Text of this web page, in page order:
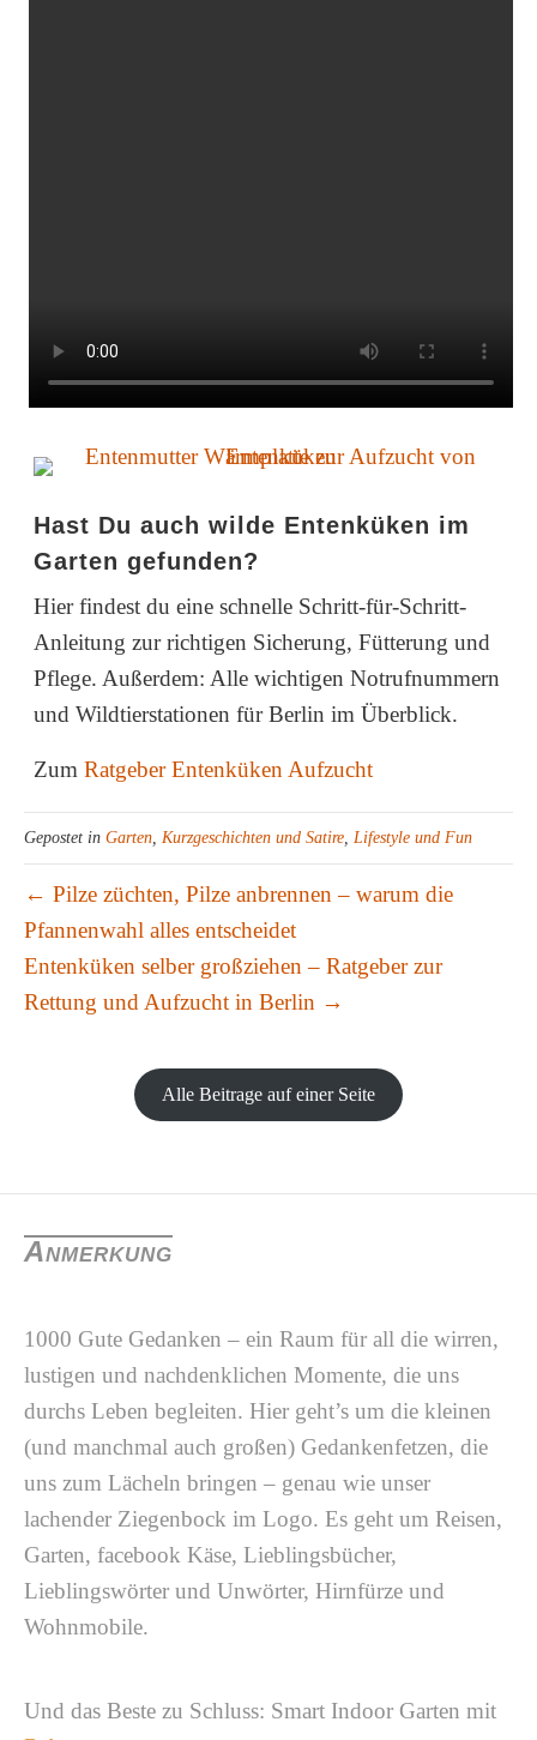
Hast Du auch wilde Entenküken im
Garten gefunden?
Hier findest du eine schnelle Schritt-für-Schritt-
Anleitung zur richtigen Sicherung, Fütterung und
Pflege. Außerdem: Alle wichtigen Notrufnummern
und Wildtierstationen für Berlin im Überblick.
Zum Ratgeber Entenküken Aufzucht
Gepostet in Garten Kurzgeschichten und Satire Lifestyle und Fun
← Pilze züchten, Pilze anbrennen – warum die
Pfannenwahl alles entscheidet
Entenküken selber großziehen – Ratgeber zur
Rettung und Aufzucht in Berlin →
Alle Beitrage auf einer Seite
Anmerkung
1000 Gute Gedanken – ein Raum für all die wirren,
lustigen und nachdenklichen Momente, die uns
durchs Leben begleiten. Hier geht’s um die kleinen
(und manchmal auch großen) Gedankenfetzen, die
uns zum Lächeln bringen – genau wie unser
lachender Ziegenbock im Logo. Es geht um Reisen,
Garten, facebook Käse, Lieblingsbücher,
Lieblingswörter und Unwörter, Hirnfürze und
Wohnmobile.
Und das Beste zu Schluss: Smart Indoor Garten mit